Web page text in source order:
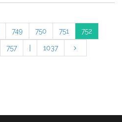
749 750 751 752
757 1037